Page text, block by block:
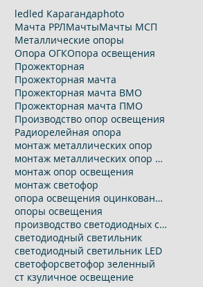
ledled Карагандаphoto
Мачта РРЛМачтыМачты МСП
Металлические опоры
Опора ОГКОпора освещения
Прожекторная
Прожекторная мачта
Прожекторная мачта ВМО
Прожекторная мачта ПМО
Производство опор освещения
Радиорелейная опора
монтаж металлических опор
монтаж металлических опор освещения
монтаж опор освещения
монтаж светофор
опора освещения оцинкованная
опоры освещения
производство светодиодных светильников
светодиодный светильник
светодиодный светильник LED
светофорсветофор зеленный
ст кзуличное освещение